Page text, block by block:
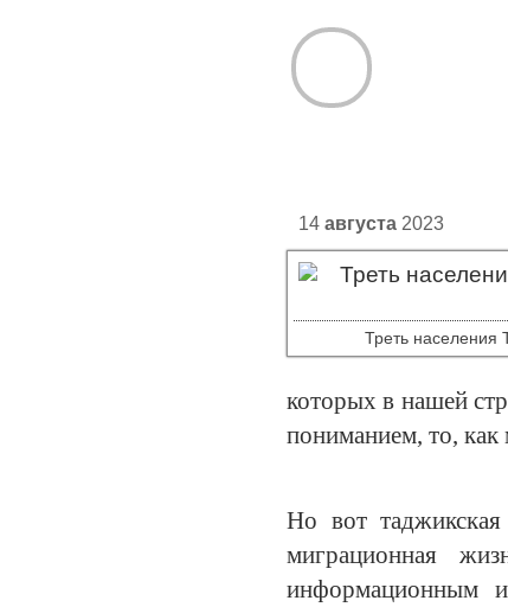
14 августа2023
Треть населения
которых в нашей
пониманием, то,
Но вот таджикская
миграционная
информационным